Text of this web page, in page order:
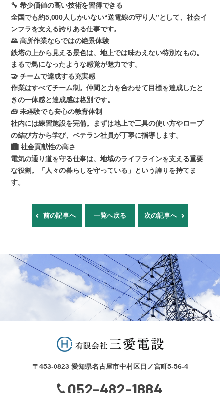
🔧希少価値の高い技術を習得できる
全国でも約5,000人しかいない“送電線の守り人”として、社会イ
ンフラを支える誇りある仕事です。
🌄高所作業ならではの絶景体験
鉄塔の上から見える景色は、地上では味わえない特別なもの。
まるで鳥になったような感覚が魅力です。
🤝チームで達成する充実感
作業はすべてチーム制。仲間と力を合わせて目標を達成したと
きの一体感と達成感は格別です。
🧰未経験でも安心の教育体制
社内には練習施設を完備。まずは地上で工具の使い方やロープ
の結び方から学び、ベテラン社員が丁寧に指導します。
🏙️社会貢献性の高さ
電気の通り道を守る仕事は、地域のライフラインを支える重要
な役割。「人々の暮らしを守っている」という誇りを持てま
す。
前の記事へ 一覧へ戻る 次の記事へ
〒453-0823 愛知県名古屋市中村区日ノ宮町5-56-4
052-482-1884